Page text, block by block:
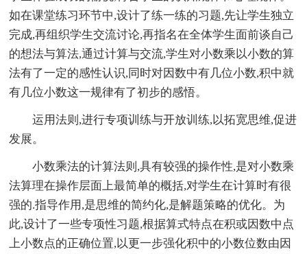
如在课堂练习环节中,设计了练一练的习题,先让学生独立
完成,再组织学生交流讨论,再指名在全体学生面前谈自己
的想法与算法,通过计算与交流,学生对小数乘以小数的算
法有了一定的感性认识,同时对因数中有几位小数,积中就
有几位小数这一规律有了初步的感悟。
运用法则,进行专项训练与开放训练,以拓宽思维,促进
发展。
小数乘法的计算法则,具有较强的操作性,是对小数乘
法算理在操作层面上最简单的概括,对学生在计算时有很
强的.指导作用,是思维的简约化,是解题策略的优化。为
此,设计了一些专项性习题,根据算式特点在积或因数中点
上小数点的正确位置,以更一步强化积中的小数位数由因